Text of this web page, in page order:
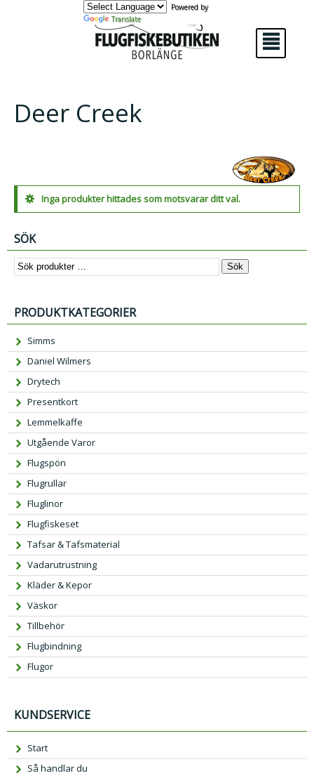
Powered by
Translate
²
Deer Creek
Inga produkter hittades som motsvarar ditt val.
SÖK
Sök
PRODUKTKATEGORIER
Simms
Daniel Wilmers
Drytech
Presentkort
Lemmelkaffe
Utgående Varor
Flugspön
Flugrullar
Fluglinor
Flugfiskeset
Tafsar & Tafsmaterial
Vadarutrustning
Kläder & Kepor
Väskor
Tillbehör
Flugbindning
Flugor
KUNDSERVICE
Start
Så handlar du